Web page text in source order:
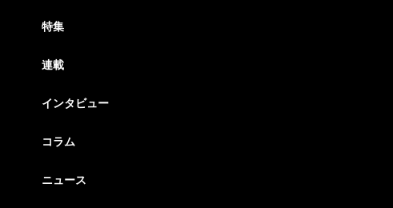
特集
連載
インタビュー
コラム
ニュース